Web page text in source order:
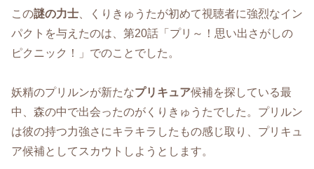
この謎の力士 、くりきゅうたが初めて視聴者に強烈なイン
パクトを与えたのは、第20話「プリ～！思い出さがしの
ピクニック！」でのことでした。
妖精のプリルンが新たなプリキュア候補を探している最
中、森の中で出会ったのがくりきゅうたでした。プリルン
は彼の持つ力強さにキラキラしたもの感じ取り、プリキュ
ア候補としてスカウトしようとします。